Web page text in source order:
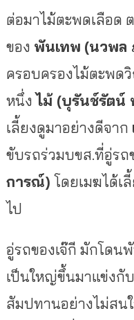
ต่อมาไม้ตะพดเลือด
ของ พันเทพ (นวพล
ครอบครองไม้ตะพ
หนึ่งไม้ (บุรันช์รัตน์
เลี้ยงดูมาอย่างดีจาก
ขับรถร่วมบขส.ที่อู่รถ
การณ์)โดยเมฆได้เ
ไป
อู่รถของเจ๊กี มักโดน
เป็นใหญ่ขึ้นมาแข่งกั
สัมปทานอย่างไม่สน